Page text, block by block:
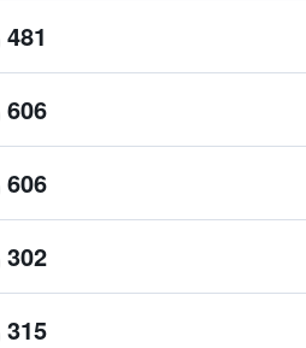
481 ﷼
606 ﷼
606 ﷼
302 ﷼
315 ﷼